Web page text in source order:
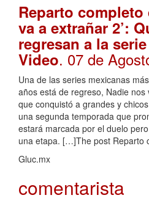
Reparto completo
va a extrañar 2’:
regresan a la
Video. 07 de
Una de las series mexicanas
años está de regreso, Nadie
que conquistó a grandes y
una segunda temporada que
estará marcada por el duelo
una etapa. […]The post Reparto
Gluc.mx
comentarista